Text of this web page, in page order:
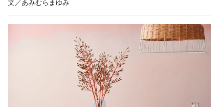
文／あみむらまゆみ